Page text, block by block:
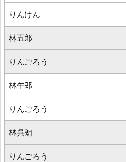
りんけん
林五郎
りんごろう
林午郎
りんごろう
林呉朗
りんごろう